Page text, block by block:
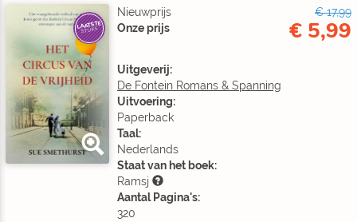
LAATSTE
STUKS
Nieuwprijs
€ 17,99
Onze prijs
€ 5,99
Uitgeverij:
De Fontein Romans & Spanning
Uitvoering:
Paperback
Taal:
Nederlands
Staat van het boek:
Ramsj
Aantal Pagina's:
320